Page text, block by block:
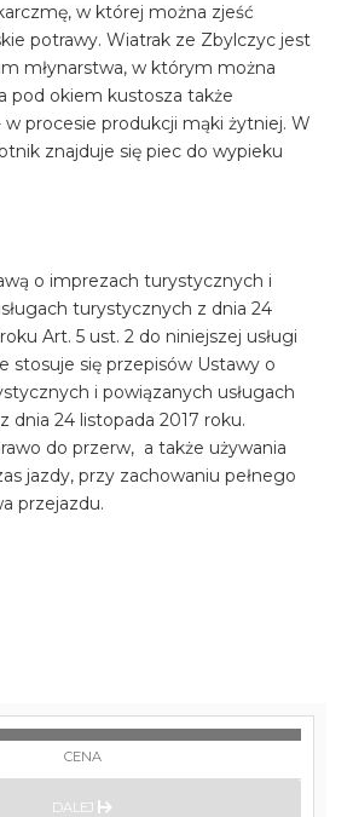
w której można zjeść
potrawy. Wiatrak ze Zbylczyc jest
młynarstwa, w którym można
pod okiem kustosza także
procesie produkcji mąki żytniej. W
znajduje się piec do wypieku
o imprezach turystycznych i
turystycznych z dnia 24
Art. 5 ust. 2 do niniejszej usługi
stosuje się przepisów Ustawy o
i powiązanych usługach
dnia 24 listopada 2017 roku.
do przerw, a także używania
jazdy, przy zachowaniu pełnego
przejazdu.
CENA
DALEJ